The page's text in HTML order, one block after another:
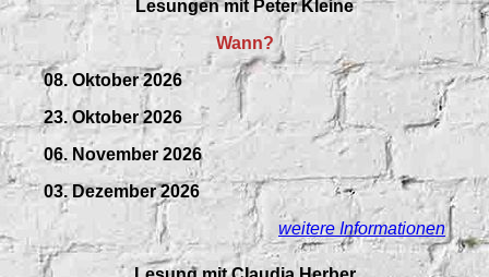
Lesungen mit Peter Kleine
Wann?
08. Oktober 2026
23. Oktober 2026
06. November 2026
03. Dezember 2026
weitere Informationen